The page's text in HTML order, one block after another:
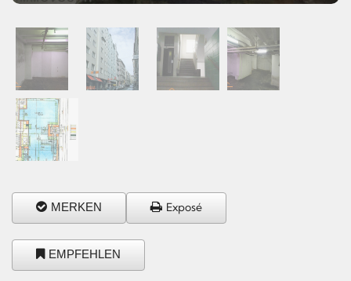
MERKEN Exposé
EMPFEHLEN